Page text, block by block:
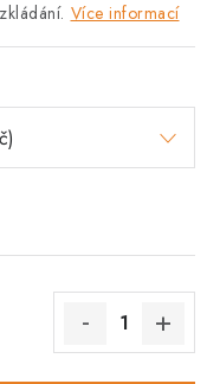
Více informací